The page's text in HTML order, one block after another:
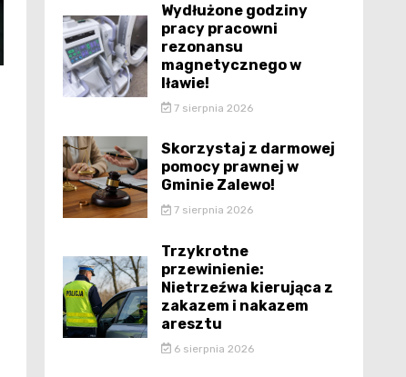
Wydłużone godziny
pracy pracowni
rezonansu
magnetycznego w
Iławie!
7 sierpnia 2026
Skorzystaj z darmowej
pomocy prawnej w
Gminie Zalewo!
7 sierpnia 2026
Trzykrotne
przewinienie:
Nietrzeźwa kierująca z
zakazem i nakazem
aresztu
6 sierpnia 2026